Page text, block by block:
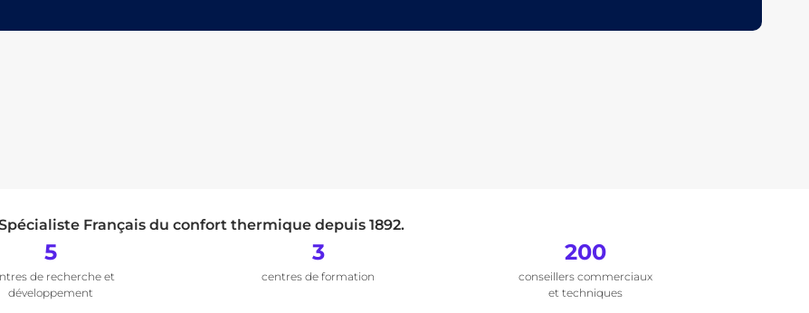
Français du confort thermique depuis 1892.
5
de recherche et
développement
3
centres de formation
200
conseillers commerciaux
et techniques